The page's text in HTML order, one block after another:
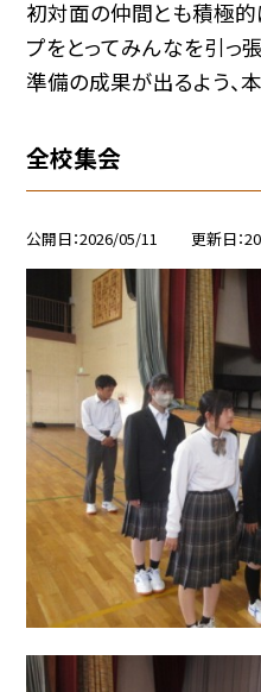
初対面の仲間とも積極的
プをとってみんなを引っ
準備の成果が出るよう、
全校集会
公開日 2026/05/11 更新日